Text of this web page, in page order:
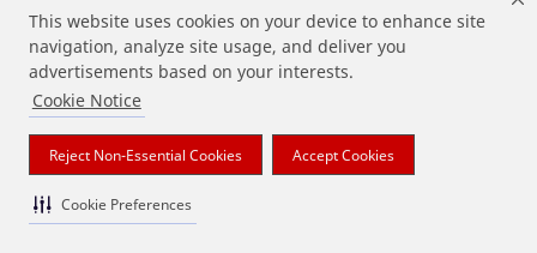
This website uses cookies on your device to enhance site
navigation, analyze site usage, and deliver you
advertisements based on your interests.
Cookie Notice
Reject Non-Essential Cookies Accept Cookies
Cookie Preferences